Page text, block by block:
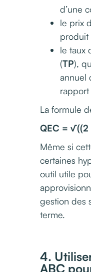
d’une
le prix
produit
le taux
(TP),
annuel
La formule
QEC =
Même si
certaines
outil utile
gestion des
terme.
4.
ABC